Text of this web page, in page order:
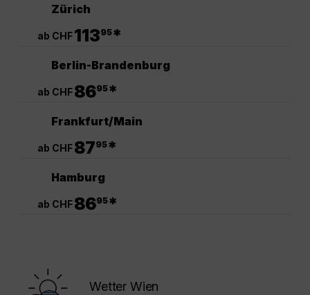
Zürich
ab CHF11395*
Berlin-Brandenburg
ab CHF8695*
Frankfurt/Main
ab CHF8795*
Hamburg
ab CHF8695*
Wetter Wien